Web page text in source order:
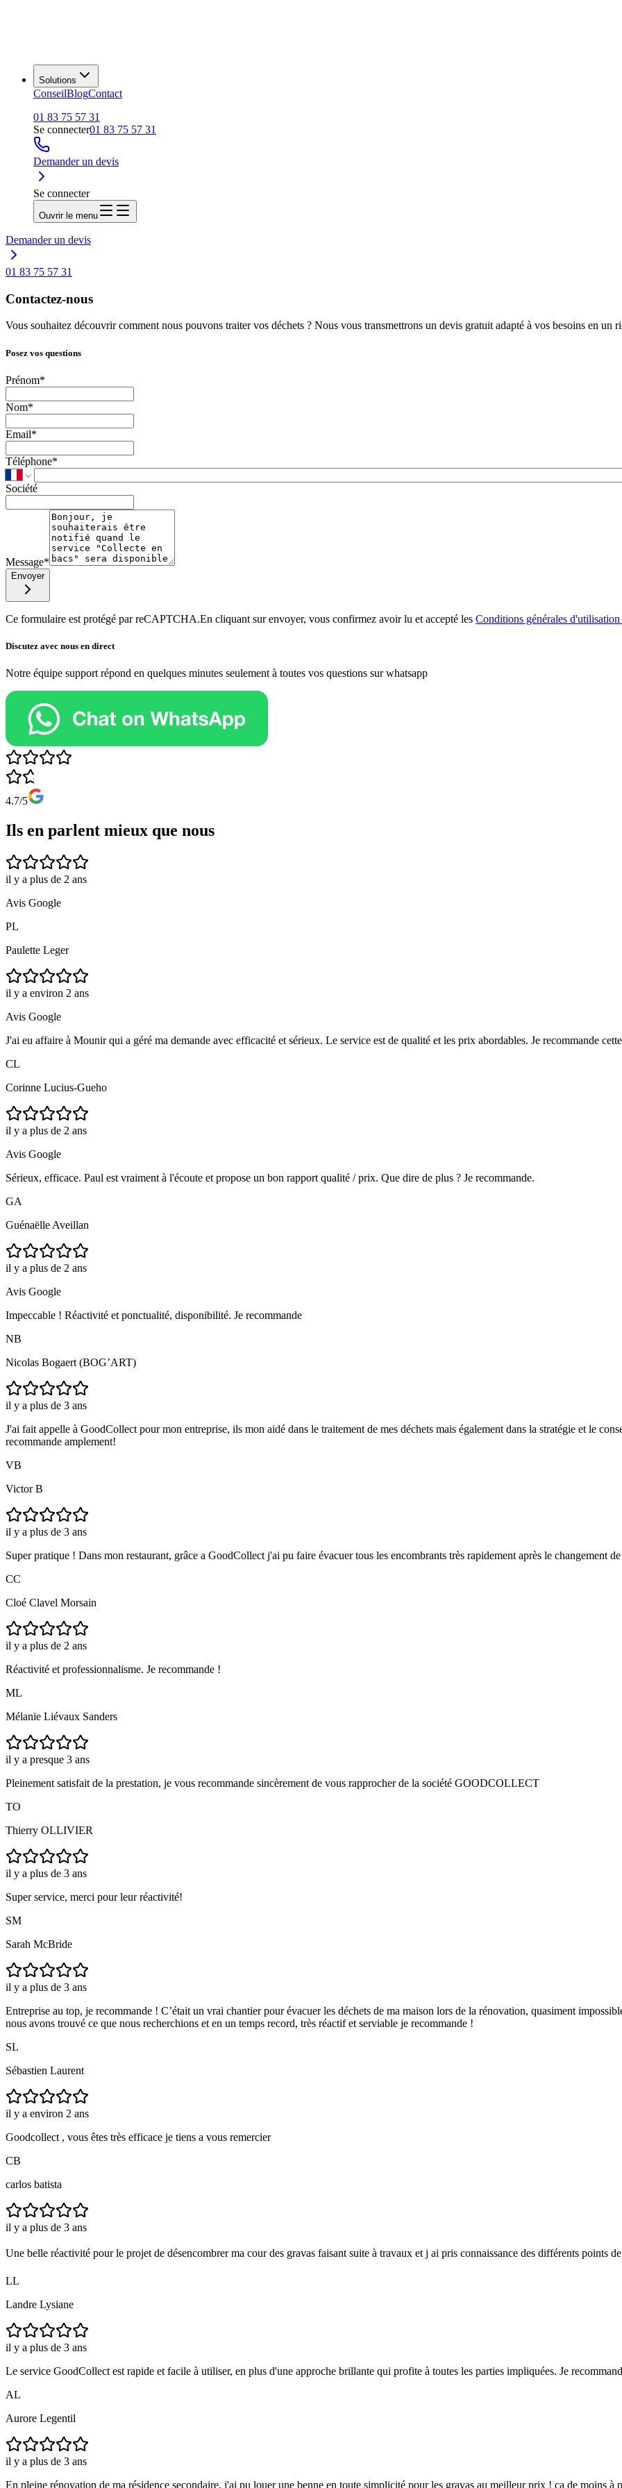
Solutions
ConseilBlogContact
01 83 75 57 31
Se connecter01 83 75 57 31
Demander un devis
Se connecter
Ouvrir le menu
Demander un devis
01 83 75 57 31
Contactez-nous
Vous souhaitez découvrir comment nous pouvons traiter vos déchets ? Nous vous transmettrons un devis gratuit adapté à vos besoins en un
Posez vos questions
Prénom*
Nom*
Email*
Téléphone*
Société
Message*
Envoyer
Ce formulaire est protégé par reCAPTCHA.En cliquant sur envoyer, vous confirmez avoir lu et accepté les Conditions générales
Discutez avec nous en direct
Notre équipe support répond en quelques minutes seulement à toutes vos questions sur whatsapp
4.7/5
Ils en parlent mieux que nous
il y a plus de 2 ans
Avis Google
PL
Paulette Leger
il y a environ 2 ans
Avis Google
J'ai eu affaire à Mounir qui a géré ma demande avec efficacité et sérieux. Le service est de qualité et les prix abordables. Je recommande
CL
Corinne Lucius-Gueho
il y a plus de 2 ans
Avis Google
Sérieux, efficace. Paul est vraiment à l'écoute et propose un bon rapport qualité / prix. Que dire de plus ? Je recommande.
GA
Guénaëlle Aveillan
il y a plus de 2 ans
Avis Google
Impeccable ! Réactivité et ponctualité, disponibilité. Je recommande
NB
Nicolas Bogaert (BOG’ART)
il y a plus de 3 ans
J'ai fait appelle à GoodCollect pour mon entreprise, ils mon aidé dans le traitement de mes déchets mais également dans la stratégie et le
recommande amplement!
VB
Victor B
il y a plus de 3 ans
Super pratique ! Dans mon restaurant, grâce a GoodCollect j'ai pu faire évacuer tous les encombrants très rapidement après le changement
CC
Cloé Clavel Morsain
il y a plus de 2 ans
Réactivité et professionnalisme. Je recommande !
ML
Mélanie Liévaux Sanders
il y a presque 3 ans
Pleinement satisfait de la prestation, je vous recommande sincèrement de vous rapprocher de la société GOODCOLLECT
TO
Thierry OLLIVIER
il y a plus de 3 ans
Super service, merci pour leur réactivité!
SM
Sarah McBride
il y a plus de 3 ans
Entreprise au top, je recommande ! C’était un vrai chantier pour évacuer les déchets de ma maison lors de la rénovation, quasiment
nous avons trouvé ce que nous recherchions et en un temps record, très réactif et serviable je recommande !
SL
Sébastien Laurent
il y a environ 2 ans
Goodcollect , vous êtes très efficace je tiens a vous remercier
CB
carlos batista
il y a plus de 3 ans
Une belle réactivité pour le projet de désencombrer ma cour des gravas faisant suite à travaux et j ai pris connaissance des différents points
LL
Landre Lysiane
il y a plus de 3 ans
Le service GoodCollect est rapide et facile à utiliser, en plus d'une approche brillante qui profite à toutes les parties impliquées. Je
AL
Aurore Legentil
il y a plus de 3 ans
En pleine rénovation de ma résidence secondaire, j'ai pu louer une benne en toute simplicité pour les gravas au meilleur prix ! ça de moins à